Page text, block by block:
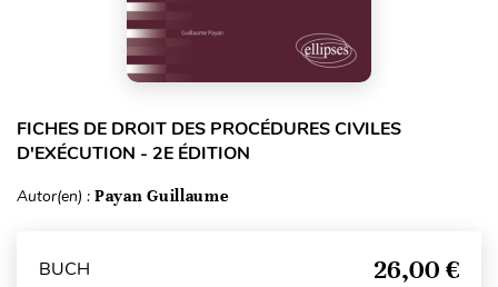
FICHES DE DROIT DES PROCÉDURES CIVILES
D'EXÉCUTION - 2E ÉDITION
Autor(en) : Payan Guillaume
BUCH 26,00 €